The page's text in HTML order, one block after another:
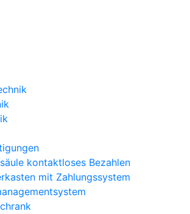
kontaktloses Bezahlen
mit Zahlungssystem